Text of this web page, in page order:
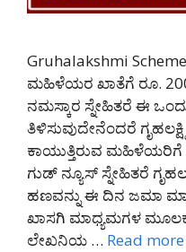
Gruhalakshmi
ಮಹಿಳೆಯರ ಖಾತೆಗೆ ರೂ.
ನಮಸ್ಕಾರ ಸ್ನೇಹಿತರೆ ಈ
ತಿಳಿಸುವುದೇನೆಂದರೆ
ಕಾಯುತ್ತಿರುವ ಮಹಿಳೆಯರಿಗೆ
ಗುಡ್ ನ್ಯೂಸ್ ಸ್ನೇಹಿತರೆ
ಹಣವನ್ನು ಈ ದಿನ ಜಮಾ
ಖಾಸಗಿ ಮಾಧ್ಯಮಗಳ
ಲೇಖನಿಯ … Read more